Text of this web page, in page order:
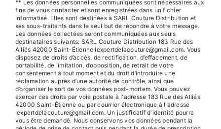
** Les données personnelles communiquées sont nécessaires aux
fins de vous contacter et sont enregistrées dans un fichier
informatisé. Elles sont destinées à SARL Couture Distribution et
ses sous-traitants dans le seul but de répondre à votre message.
Les données collectées seront communiquées aux seuls
destinataires suivants: SARL Couture Distribution 183 Rue des
Alliés 42000 Saint-Étienne lexpertdelacouture@gmail.com. Vous
disposez de droits d’accès, de rectification, d’effacement, de
portabilité, de limitation, d’opposition, de retrait de votre
consentement à tout moment et du droit d’introduire une
réclamation auprès d’une autorité de contrôle, ainsi que
d’organiser le sort de vos données post-mortem. Vous pouvez
exercer ces droits par voie postale à l'adresse 183 Rue des Alliés
42000 Saint-Étienne ou par courrier électronique à l'adresse
lexpertdelacouture@gmail.com. Un justificatif d'identité pourra
vous être demandé. Nous conservons vos données pendant la